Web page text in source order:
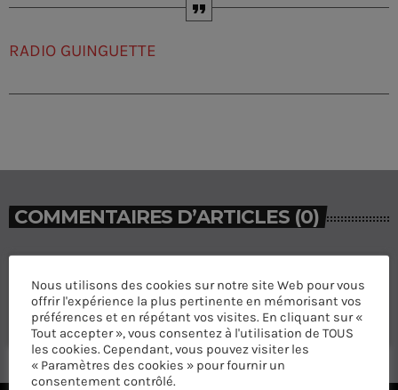
RADIO GUINGUETTE
COMMENTAIRES D’ARTICLES (0)
Laisser une réponse
Vous devez être connecté pour ajouter un commentaire.
Connectez-vous maintenant
Nous utilisons des cookies sur notre site Web pour vous
offrir l'expérience la plus pertinente en mémorisant vos
préférences et en répétant vos visites. En cliquant sur «
Tout accepter », vous consentez à l'utilisation de TOUS
les cookies. Cependant, vous pouvez visiter les
« Paramètres des cookies » pour fournir un
consentement contrôlé.